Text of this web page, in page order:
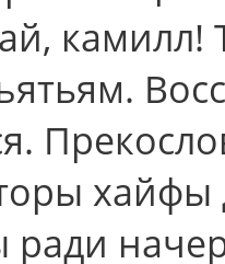
камилл!
pади